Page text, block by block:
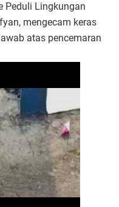
Peduli Lingkungan
mengecam keras
atas pencemaran